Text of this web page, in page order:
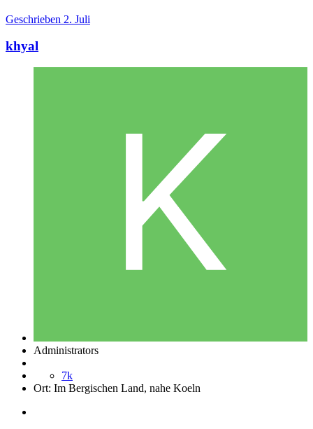
Geschrieben 2. Juli
khyal
Administrators
7k
Ort: Im Bergischen Land, nahe Koeln